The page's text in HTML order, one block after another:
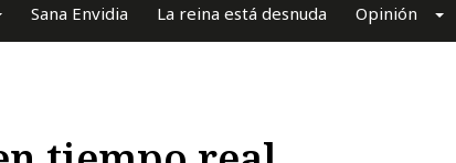
Sana Envidia La reina está desnuda Opinión